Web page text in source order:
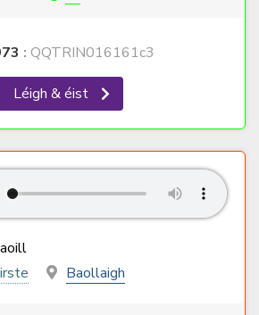
: QQTRIN016161c3
Léigh & éist
Baollaigh